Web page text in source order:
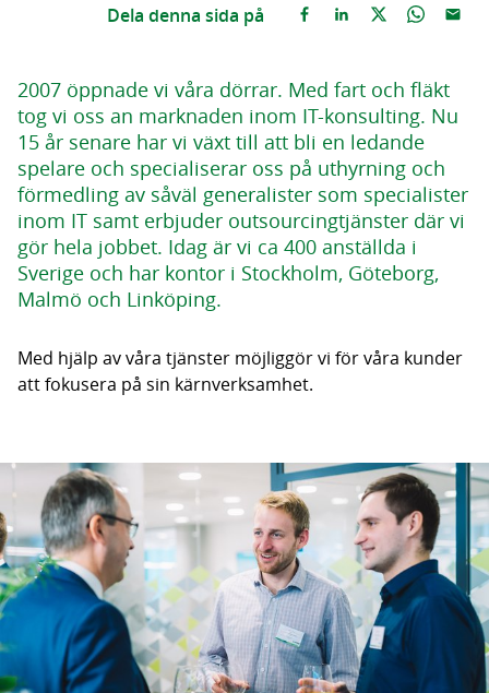
Dela denna sida på
2007 öppnade vi våra dörrar. Med fart och fläkt
tog vi oss an marknaden inom IT-konsulting. Nu
15 år senare har vi växt till att bli en ledande
spelare och specialiserar oss på uthyrning och
förmedling av såväl generalister som specialister
inom IT samt erbjuder outsourcingtjänster där vi
gör hela jobbet. Idag är vi ca 400 anställda i
Sverige och har kontor i Stockholm, Göteborg,
Malmö och Linköping.
Med hjälp av våra tjänster möjliggör vi för våra kunder
att fokusera på sin kärnverksamhet.